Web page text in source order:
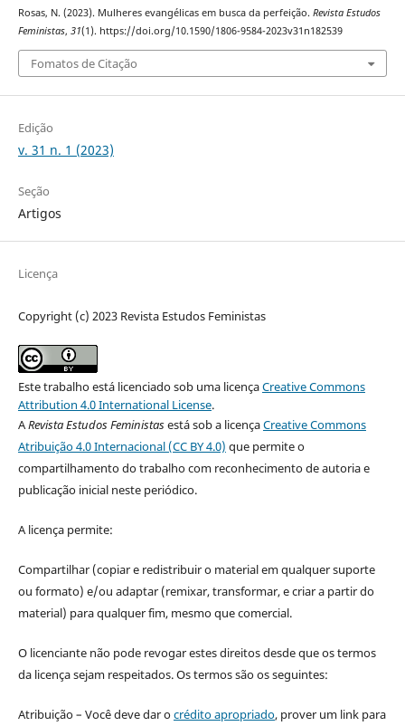
Rosas, N. (2023). Mulheres evangélicas em busca da perfeição. Revista Estudos
Feministas, 31(1). https://doi.org/10.1590/1806-9584-2023v31n182539
Fomatos de Citação
Edição
v. 31 n. 1 (2023)
Seção
Artigos
Licença
Copyright (c) 2023 Revista Estudos Feministas
Este trabalho está licenciado sob uma licençaCreative Commons
Attribution 4.0 International License.
ARevista Estudos Feministasestá sob a licençaCreative Commons
Atribuição 4.0 Internacional (CC BY 4.0) que permite o
compartilhamento do trabalho com reconhecimento de autoria e
publicação inicial neste periódico.
A licença permite:
Compartilhar (copiar e redistribuir o material em qualquer suporte
ou formato) e/ou adaptar (remixar, transformar, e criar a partir do
material) para qualquer fim, mesmo que comercial.
O licenciante não pode revogar estes direitos desde que os termos
da licença sejam respeitados. Os termos são os seguintes:
Atribuição – Você deve dar ocrédito apropriado, prover um link para